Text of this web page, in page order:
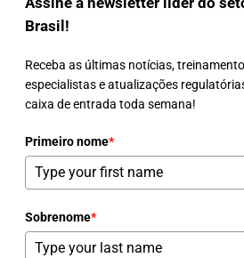
Brasil!
Receba as últimas notícias,
especialistas e atualizações
caixa de entrada toda semana!
Primeiro nome*
Sobrenome*